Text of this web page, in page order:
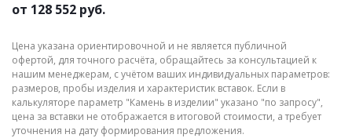
от 128 552 руб.
Цена указана ориентировочной и не является публичной
офертой, для точного расчёта, обращайтесь за консультацией к
нашим менеджерам, с учётом ваших индивидуальных параметров:
размеров, пробы изделия и характеристик вставок. Если в
калькуляторе параметр "Камень в изделии" указано "по запросу",
цена за вставки не отображается в итоговой стоимости, а требует
уточнения на дату формирования предложения.